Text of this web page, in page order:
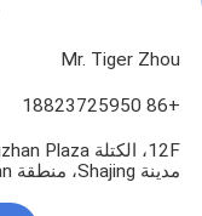
Mr. Tiger Zhou
+86 18823725950
مدينة Shajing، منطقة Bao'an، شنتشن، الصين